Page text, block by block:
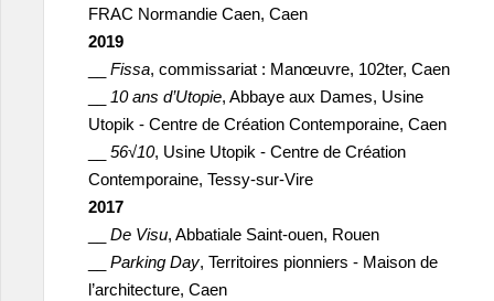
FRAC Normandie Caen, Caen
2019
Fissa, commissariat : Manœuvre, 102ter, Caen
10 ans d’Utopie, Abbaye aux Dames, Usine
Utopik - Centre de Création Contemporaine, Caen
56√10, Usine Utopik - Centre de Création
Contemporaine, Tessy-sur-Vire
2017
De Visu, Abbatiale Saint-ouen, Rouen
Parking Day, Territoires pionniers - Maison de
l’architecture, Caen